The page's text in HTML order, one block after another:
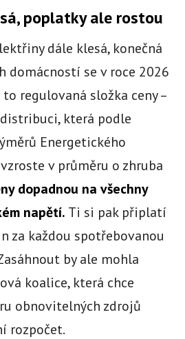
poplatky ale rostou
dále klesá, konečná
domácností se v roce 2026
to regulovaná složka ceny –
která podle
Energetického
v průměru o zhruba
dopadnou na všechny
napětí. Ti si pak připlatí
za každou spotřebovanou
by ale mohla
koalice, která chce
obnovitelných zdrojů
rozpočet.